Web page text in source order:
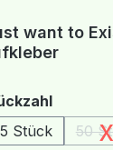
want to
Stück
50